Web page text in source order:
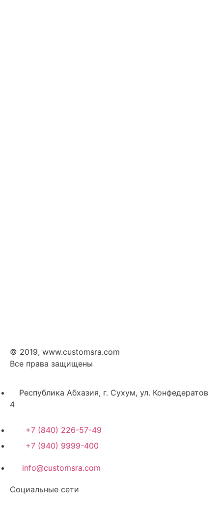
© 2019, www.customsra.com
Все права защищены
Республика Абхазия, г. Сухум, ул. Конфедератов
4
+7 (840) 226-57-49
+7 (940) 9999-400
info@customsra.com
Социальные сети